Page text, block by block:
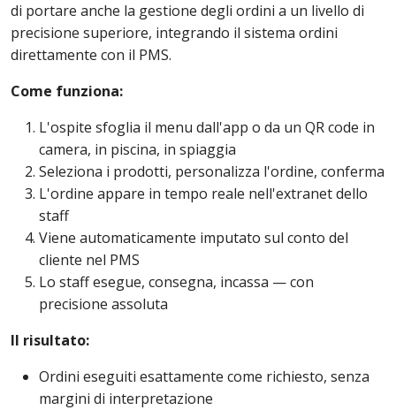
di portare anche la gestione degli ordini a un livello di
precisione superiore, integrando il sistema ordini
direttamente con il PMS.
Come funziona:
L'ospite sfoglia il menu dall'app o da un QR code in
camera, in piscina, in spiaggia
Seleziona i prodotti, personalizza l'ordine, conferma
L'ordine appare in tempo reale nell'extranet dello
staff
Viene automaticamente imputato sul conto del
cliente nel PMS
Lo staff esegue, consegna, incassa — con
precisione assoluta
Il risultato:
Ordini eseguiti esattamente come richiesto, senza
margini di interpretazione